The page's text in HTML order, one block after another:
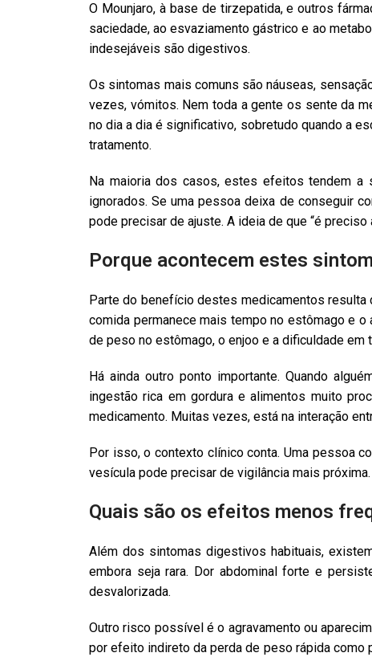
O Mounjaro, à base de tirzepatida, e outros
saciedade, ao esvaziamento gástrico e ao
indesejáveis são digestivos.
Os sintomas mais comuns são náuseas,
vezes, vómitos. Nem toda a gente os sente da
no dia a dia é significativo, sobretudo quando a
tratamento.
Na maioria dos casos, estes efeitos tendem
ignorados. Se uma pessoa deixa de conseguir
pode precisar de ajuste. A ideia de que “é
Porque acontecem estes
Parte do benefício destes medicamentos
comida permanece mais tempo no estômago e
de peso no estômago, o enjoo e a dificuldade em
Há ainda outro ponto importante. Quando
ingestão rica em gordura e alimentos muito
medicamento. Muitas vezes, está na interação
Por isso, o contexto clínico conta. Uma pessoa
vesícula pode precisar de vigilância mais
Quais são os efeitos menos
Além dos sintomas digestivos habituais,
embora seja rara. Dor abdominal forte e
desvalorizada.
Outro risco possível é o agravamento ou
por efeito indireto da perda de peso rápida como